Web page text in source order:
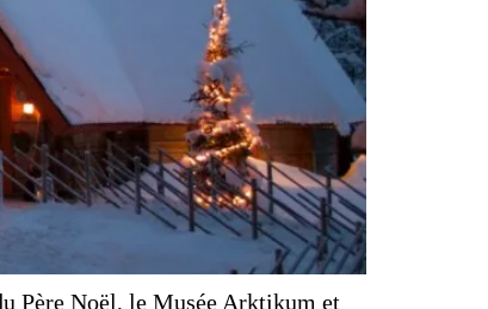
Père Noël, le Musée Arktikum et